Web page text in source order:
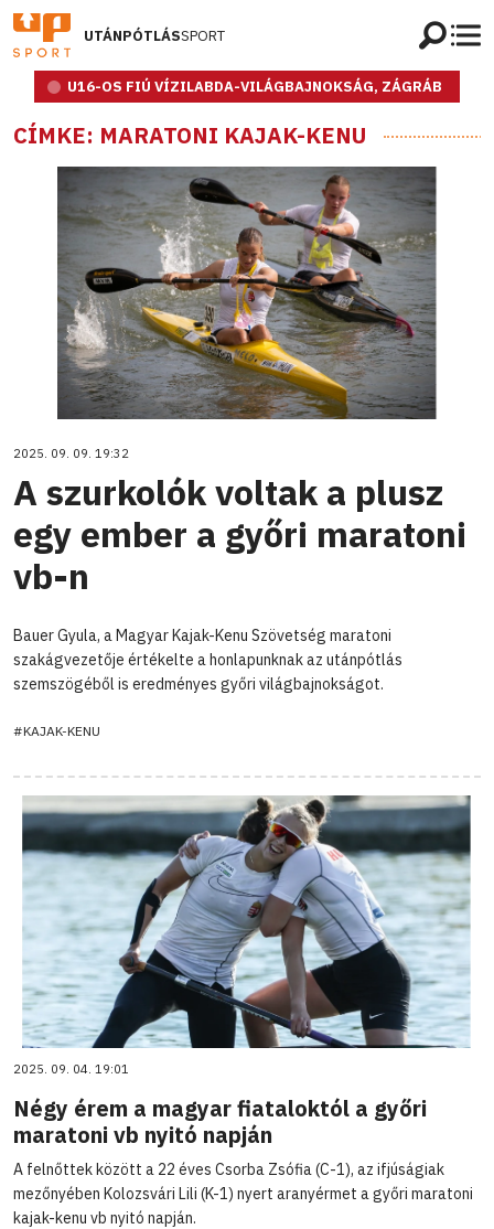
UTÁNPÓTLÁSSPORT
U16-OS FIÚ VÍZILABDA-VILÁGBAJNOKSÁG, ZÁGRÁB
CÍMKE: MARATONI KAJAK-KENU
2025. 09. 09. 19:32
A szurkolók voltak a plusz
egy ember a győri maratoni
vb-n
Bauer Gyula, a Magyar Kajak-Kenu Szövetség maratoni
szakágvezetője értékelte a honlapunknak az utánpótlás
szemszögéből is eredményes győri világbajnokságot.
#KAJAK-KENU
2025. 09. 04. 19:01
Négy érem a magyar fiataloktól a győri
maratoni vb nyitó napján
A felnőttek között a 22 éves Csorba Zsófia (C-1), az ifjúságiak
mezőnyében Kolozsvári Lili (K-1) nyert aranyérmet a győri maratoni
kajak-kenu vb nyitó napján.